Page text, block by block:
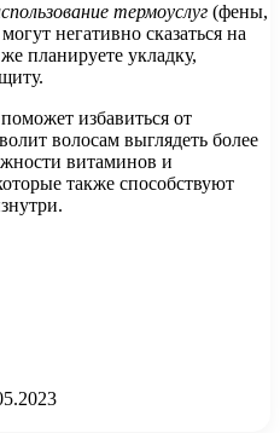
термоуслуг (фены,
негативно сказаться на
планируете укладку,
избавиться от
волосам выглядеть более
витаминов и
также способствуют